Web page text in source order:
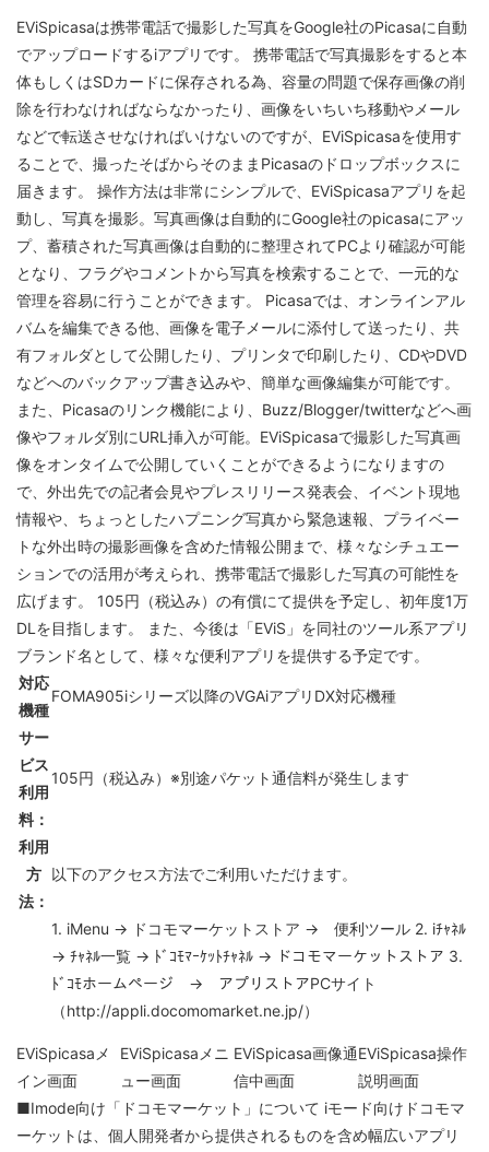
EViSpicasaは携帯電話で撮影した写真をGoogle社のPicasaに自動
でアップロードするiアプリです。 携帯電話で写真撮影をすると本
体もしくはSDカードに保存される為、容量の問題で保存画像の削
除を行わなければならなかったり、画像をいちいち移動やメール
などで転送させなければいけないのですが、EViSpicasaを使用す
ることで、撮ったそばからそのままPicasaのドロップボックスに
届きます。 操作方法は非常にシンプルで、EViSpicasaアプリを起
動し、写真を撮影。写真画像は自動的にGoogle社のpicasaにアッ
プ、蓄積された写真画像は自動的に整理されてPCより確認が可能
となり、フラグやコメントから写真を検索することで、一元的な
管理を容易に行うことができます。 Picasaでは、オンラインアル
バムを編集できる他、画像を電子メールに添付して送ったり、共
有フォルダとして公開したり、プリンタで印刷したり、CDやDVD
などへのバックアップ書き込みや、簡単な画像編集が可能です。
また、Picasaのリンク機能により、Buzz/Blogger/twitterなどへ画
像やフォルダ別にURL挿入が可能。EViSpicasaで撮影した写真画
像をオンタイムで公開していくことができるようになりますの
で、外出先での記者会見やプレスリリース発表会、イベント現地
情報や、ちょっとしたハプニング写真から緊急速報、プライベー
トな外出時の撮影画像を含めた情報公開まで、様々なシチュエー
ションでの活用が考えられ、携帯電話で撮影した写真の可能性を
広げます。 105円（税込み）の有償にて提供を予定し、初年度1万
DLを目指します。 また、今後は「EViS」を同社のツール系アプリ
ブランド名として、様々な便利アプリを提供する予定です。
対応
機種
FOMA905iシリーズ以降のVGAiアプリDX対応機種
サー
ビス
利用
料：
105円（税込み）※別途パケット通信料が発生します
利用
方
法：
以下のアクセス方法でご利用いただけます。
1. iMenu → ドコモマーケットストア → 便利ツール 2. iﾁｬﾈﾙ
→ ﾁｬﾈﾙ一覧 → ﾄﾞｺﾓﾏｰｹｯﾄﾁｬﾈﾙ → ドコモマーケットストア 3.
ﾄﾞｺﾓホームページ → アプリストアPCサイト
（http://appli.docomomarket.ne.jp/）
EViSpicasaメ
イン画面
EViSpicasaメニ
ュー画面
EViSpicasa画像通
信中画面
EViSpicasa操作
説明画面
■Imode向け「ドコモマーケット」について iモード向けドコモマ
ーケットは、個人開発者から提供されるものを含め幅広いアプリ